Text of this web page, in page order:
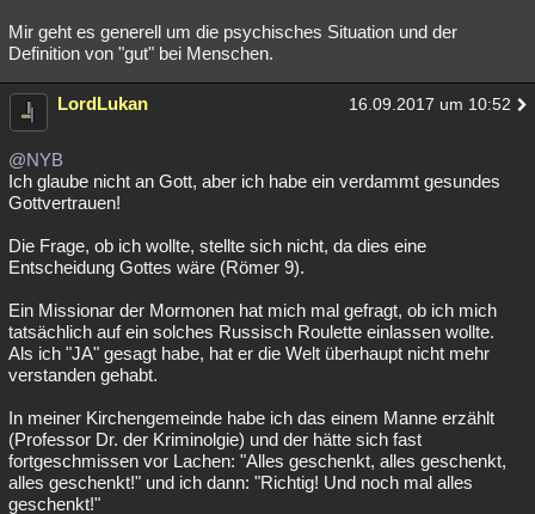
Mir geht es generell um die psychisches Situation und der
Definition von "gut" bei Menschen.
LordLukan 16.09.2017 um 10:52
@NYB
Ich glaube nicht an Gott, aber ich habe ein verdammt gesundes
Gottvertrauen!
Die Frage, ob ich wollte, stellte sich nicht, da dies eine
Entscheidung Gottes wäre (Römer 9).
Ein Missionar der Mormonen hat mich mal gefragt, ob ich mich
tatsächlich auf ein solches Russisch Roulette einlassen wollte.
Als ich "JA" gesagt habe, hat er die Welt überhaupt nicht mehr
verstanden gehabt.
In meiner Kirchengemeinde habe ich das einem Manne erzählt
(Professor Dr. der Kriminolgie) und der hätte sich fast
fortgeschmissen vor Lachen: "Alles geschenkt, alles geschenkt,
alles geschenkt!" und ich dann: "Richtig! Und noch mal alles
geschenkt!"